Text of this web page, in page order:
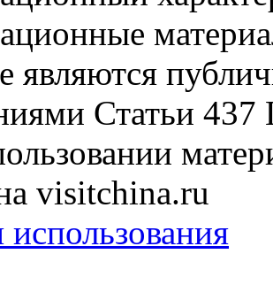
являются
Статьи 437
visitchina.ru
использования